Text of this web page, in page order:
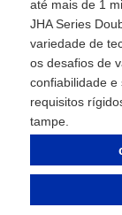
até mais de 1
JHA Series
variedade de
os desafios de
confiabilidade
requisitos
tampe.